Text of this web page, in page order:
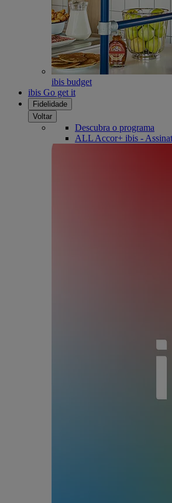
ibis budget
ibis Go get it
Fidelidade
Voltar
Descubra o programa
ALL Accor+ ibis -